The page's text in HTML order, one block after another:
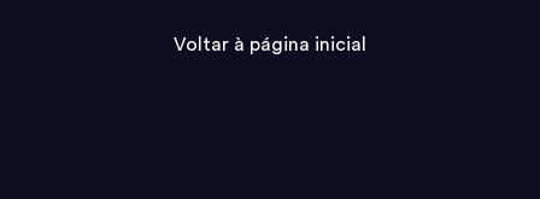
Voltar à página inicial